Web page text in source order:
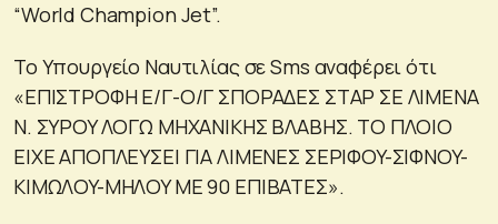
“World Champion Jet”.
To Υπουργείο Ναυτιλίας σε Sms αναφέρει ότι
«EΠIΣTPOΦH E/Γ-O/Γ ΣΠOPAΔEΣ ΣTAP ΣE ΛIMENA
N. ΣYPOY ΛOΓΩ MHXANIKHΣ BΛABHΣ. TO ΠΛOIO
EIXE AΠOΠΛEYΣEI ΓIA ΛIMENEΣ ΣEPIΦOY-ΣIΦNOY-
KIMΩΛOY-MHΛOY ME 90 EΠIBATEΣ».